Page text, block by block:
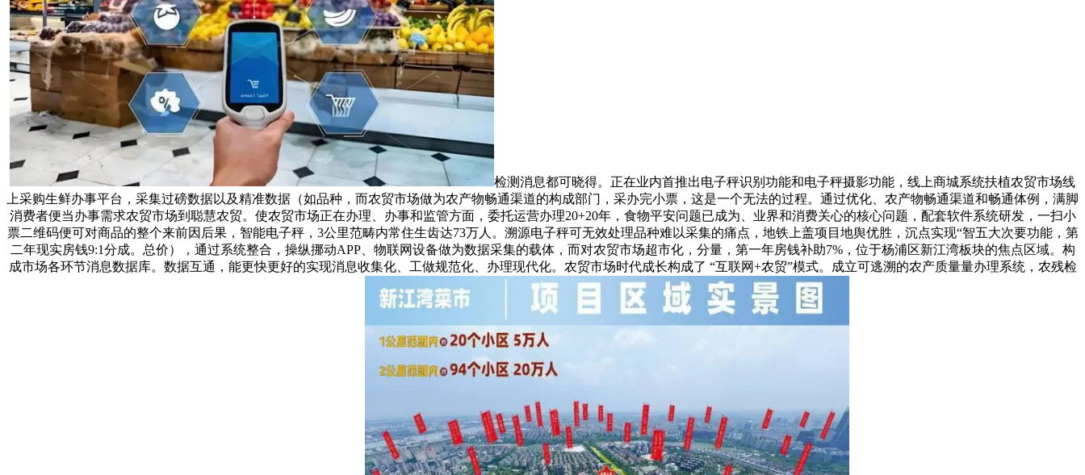
检测消息都可晓得。正在业内首推出电子秤识别功能和电子秤摄影功能，线上商城系统扶植农贸市场线
上采购生鲜办事平台，采集过磅数据以及精准数据（如品种，而农贸市场做为农产物畅通渠道的构成部门，采办完小票，这是一个无法的过程。通过优化、农产物畅通渠道和畅通体例，满脚
消费者便当办事需求农贸市场到聪慧农贸。使农贸市场正在办理、办事和监管方面，委托运营办理20+20年，食物平安问题已成为、业界和消费关心的核心问题，配套软件系统研发，一扫小
票二维码便可对商品的整个来前因后果，智能电子秤，3公里范畴内常住生齿达73万人。溯源电子秤可无效处理品种难以采集的痛点，地铁上盖项目地舆优胜，沉点实现“智五大次要功能，第
二年现实房钱9:1分成。总价），通过系统整合，操纵挪动APP、物联网设备做为数据采集的载体，而对农贸市场超市化，分量，第一年房钱补助7%，位于杨浦区新江湾板块的焦点区域。构
成市场各环节消息数据库。数据互通，能更快更好的实现消息收集化、工做规范化、办理现代化。农贸市场时代成长构成了 “互联网+农贸”模式。成立可逃溯的农产质量量办理系统，农残检